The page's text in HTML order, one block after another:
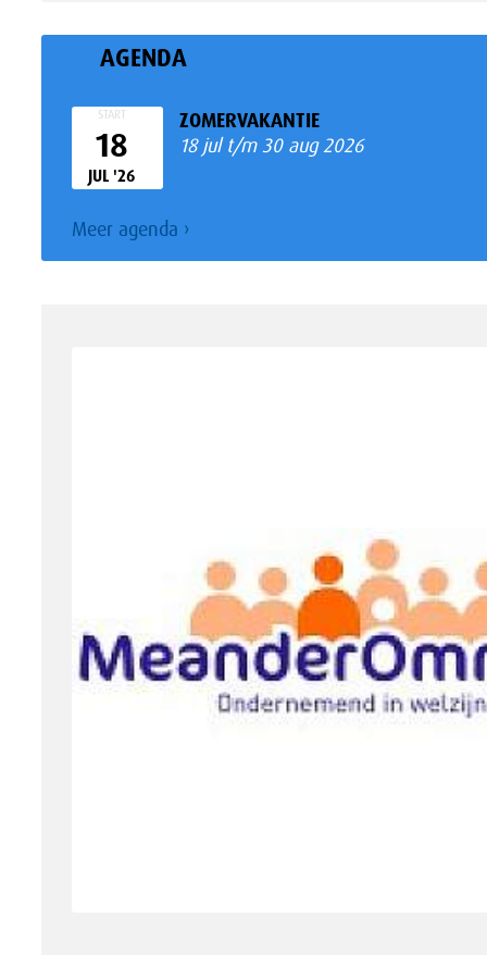
AGENDA
START
18
JUL '26
ZOMERVAKANTIE
18 jul t/m 30 aug 2026
Meer agenda ›